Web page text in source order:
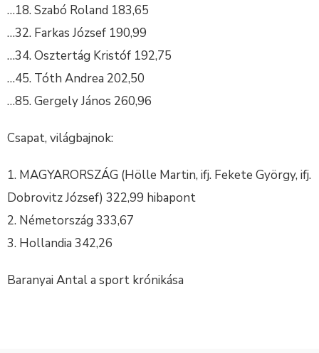
…18. Szabó Roland 183,65
…32. Farkas József 190,99
…34. Osztertág Kristóf 192,75
…45. Tóth Andrea 202,50
…85. Gergely János 260,96
Csapat, világbajnok:
1. MAGYARORSZÁG (Hölle Martin, ifj. Fekete György, ifj.
Dobrovitz József) 322,99 hibapont
2. Németország 333,67
3. Hollandia 342,26
Baranyai Antal a sport krónikása